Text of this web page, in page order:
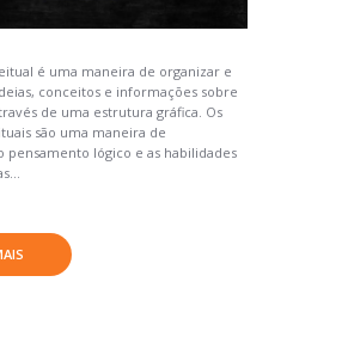
é uma maneira de organizar e
conceitos e informações sobre
de uma estrutura gráfica. Os
são uma maneira de
pensamento lógico e as habilidades